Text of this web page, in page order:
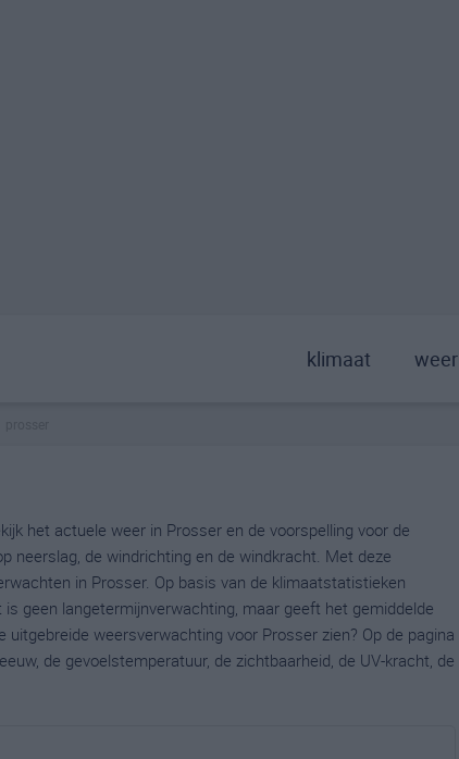
klimaat weer
het actuele weer in Prosser en de voorspelling voor de
neerslag, de windrichting en de windkracht. Met deze
in Prosser. Op basis van de klimaatstatistieken
geen langetermijnverwachting, maar geeft het gemiddelde
weersverwachting voor Prosser zien? Op de pagina
de gevoelstemperatuur, de zichtbaarheid, de UV-kracht, de